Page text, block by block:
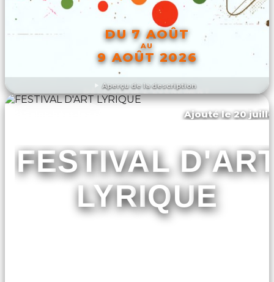
Aperçu de la description
DU 7 AOÛT
AU
9 AOÛT 2026
DÉCOUVRIR L'ÉVÉNEMENT
Ajouté le 20
FESTIVAL
LYRIQUE